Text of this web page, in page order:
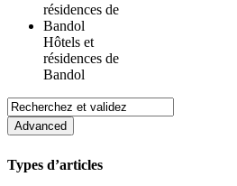
Hôtels et
résidences de
Bandol
Types d’articles